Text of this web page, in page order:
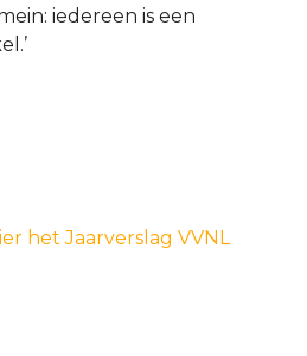
iedereen is een
het Jaarverslag VVNL